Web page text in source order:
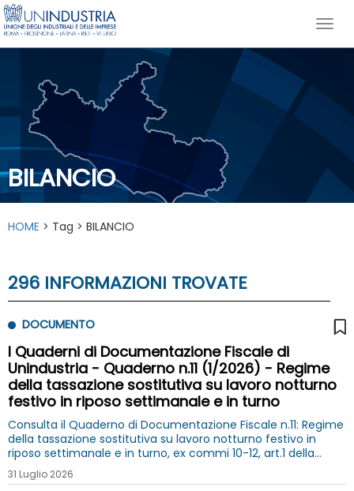
BILANCIO
HOME > Tag > BILANCIO
296 INFORMAZIONI TROVATE
DOCUMENTO
I Quaderni di Documentazione Fiscale di
Unindustria - Quaderno n.11 (1/2026) - Regime
della tassazione sostitutiva su lavoro notturno
festivo in riposo settimanale e in turno
Consulta il Quaderno di Documentazione Fiscale n.11: Regime
della tassazione sostitutiva su lavoro notturno festivo in
riposo settimanale e in turno, ex commi 10-12, art.1 della
Legge di Bilancio per il 2026 e circolari AdE n. 2/2026 e
n.3/2026
31 Luglio 2026